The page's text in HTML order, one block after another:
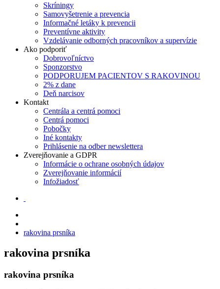
Skríningy
Samovyšetrenie a prevencia
Informačné letáky k prevencii
Preventívne aktivity
Vzdelávanie odborných pracovníkov a supervízie
Ako podporiť
Dobrovoľníctvo
Sponzorstvo
PODPORUJEM PACIENTOV S RAKOVINOU
2% z dane
Deň narcisov
Kontakt
Centrála a centrá pomoci
Centrá pomoci
Pobočky
Iné kontakty
Prihlásenie na odber newslettera
Zverejňovanie a GDPR
Informácie o ochrane osobných údajov
Zverejňovanie informácií
Infožiadosť
rakovina prsníka
rakovina prsníka
rakovina prsníka